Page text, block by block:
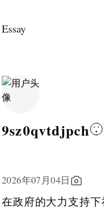
Essay
9sz0qvtdjpch
2026年07月04日
在政府的大力支持